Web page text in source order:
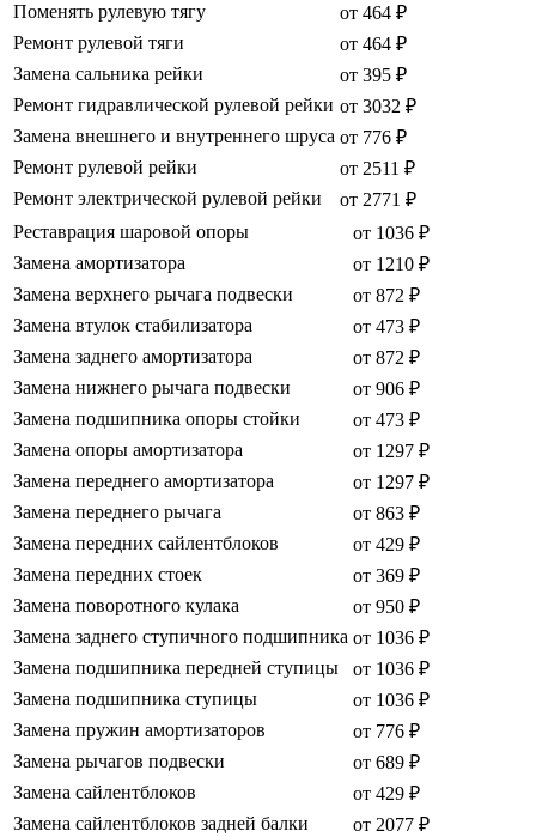
Поменять рулевую тягу
от 464 ₽
Ремонт рулевой тяги
от 464 ₽
Замена сальника рейки
от 395 ₽
Ремонт гидравлической рулевой рейки от 3032 ₽
Замена внешнего и внутреннего шруса от 776 ₽
Ремонт рулевой рейки
от 2511 ₽
Ремонт электрической рулевой рейки
от 2771 ₽
Реставрация шаровой опоры
от 1036 ₽
Замена амортизатора
от 1210 ₽
Замена верхнего рычага подвески
от 872 ₽
Замена втулок стабилизатора
от 473 ₽
Замена заднего амортизатора
от 872 ₽
Замена нижнего рычага подвески
от 906 ₽
Замена подшипника опоры стойки
от 473 ₽
Замена опоры амортизатора
от 1297 ₽
Замена переднего амортизатора
от 1297 ₽
Замена переднего рычага
от 863 ₽
Замена передних сайлентблоков
от 429 ₽
Замена передних стоек
от 369 ₽
Замена поворотного кулака
от 950 ₽
Замена заднего ступичного подшипника от 1036 ₽
Замена подшипника передней ступицы
от 1036 ₽
Замена подшипника ступицы
от 1036 ₽
Замена пружин амортизаторов
от 776 ₽
Замена рычагов подвески
от 689 ₽
Замена сайлентблоков
от 429 ₽
Замена сайлентблоков задней балки
от 2077 ₽